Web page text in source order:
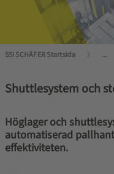
SSI SCHÄFER Startsida ...
Shuttlesystem och
Höglager och
automatiserad
effektiviteten.